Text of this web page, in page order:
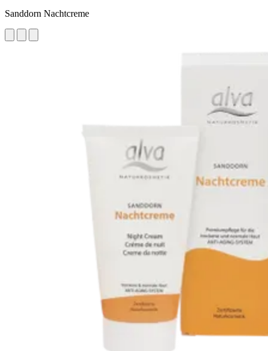
Sanddorn Nachtcreme